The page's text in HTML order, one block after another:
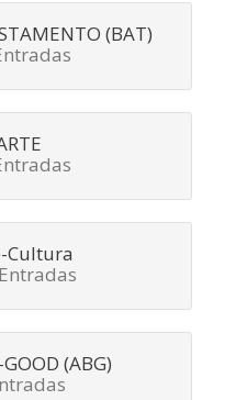
(BAT)
Cultura
(ABG)